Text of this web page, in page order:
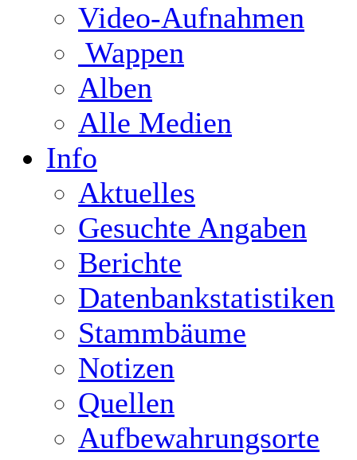
Video-Aufnahmen
Wappen
Alben
Alle Medien
Info
Aktuelles
Gesuchte Angaben
Berichte
Datenbankstatistiken
Stammbäume
Notizen
Quellen
Aufbewahrungsorte